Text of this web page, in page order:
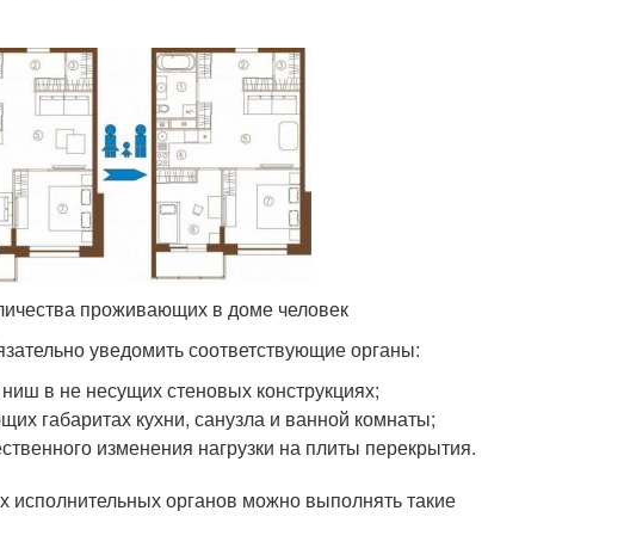
проживающих в доме человек
уведомить соответствующие органы:
в не несущих стеновых конструкциях;
габаритах кухни, санузла и ванной комнаты;
изменения нагрузки на плиты перекрытия.
органов можно выполнять такие